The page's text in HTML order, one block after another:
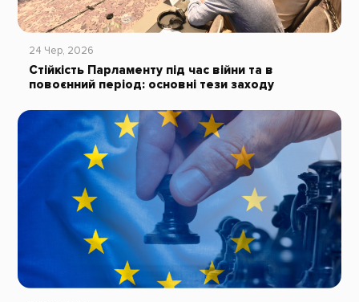
24 Чер, 2026
Стійкість Парламенту під час війни та в
повоєнний період: основні тези заходу